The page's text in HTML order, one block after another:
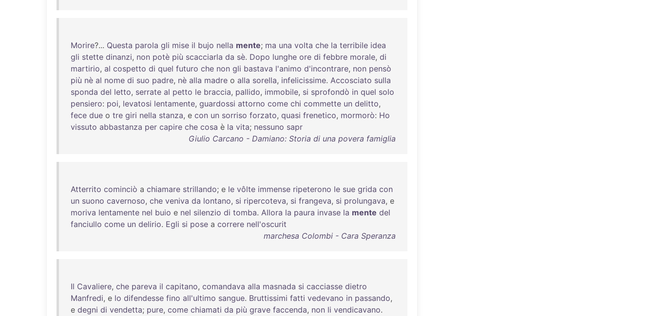
Morire?... Questa parola gli mise il bujo nella mente; ma una volta che la terribile idea
gli stette dinanzi, non potè più scacciarla da sè. Dopo lunghe ore di febbre morale, di
martirio, al cospetto di quel futuro che non gli bastava l'animo d'incontrare, non pensò
più nè al nome di suo padre, nè alla madre o alla sorella, infelicissime. Accosciato sulla
sponda del letto, serrate al petto le braccia, pallido, immobile, si sprofondò in quel solo
pensiero: poi, levatosi lentamente, guardossi attorno come chi commette un delitto,
fece due o tre giri nella stanza, e con un sorriso forzato, quasi frenetico, mormorò: Ho
vissuto abbastanza per capire che cosa è la vita; nessuno sapr
Giulio Carcano - Damiano: Storia di una povera famiglia
Atterrito cominciò a chiamare strillando; e le vôlte immense ripeterono le sue grida con
un suono cavernoso, che veniva da lontano, si ripercoteva, si frangeva, si prolungava, e
moriva lentamente nel buio e nel silenzio di tomba. Allora la paura invase la mente del
fanciullo come un delirio. Egli si pose a correre nell'oscurit
marchesa Colombi - Cara Speranza
Il Cavaliere, che pareva il capitano, comandava alla masnada si cacciasse dietro
Manfredi, e lo difendesse fino all'ultimo sangue. Bruttissimi fatti vedevano in passando,
e degni di vendetta; pure, come chiamati da più grave faccenda, non li vendicavano.